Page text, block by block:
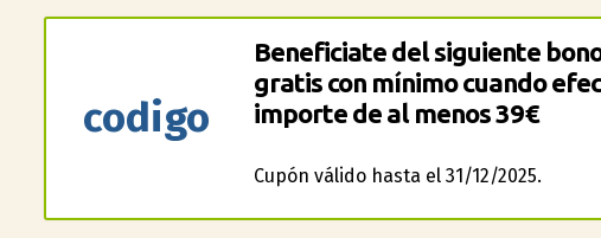
codigo
Beneficiate del siguiente
gratis con mínimo cuando
importe de al menos 39€
Cupón válido hasta el 31/12/2025.